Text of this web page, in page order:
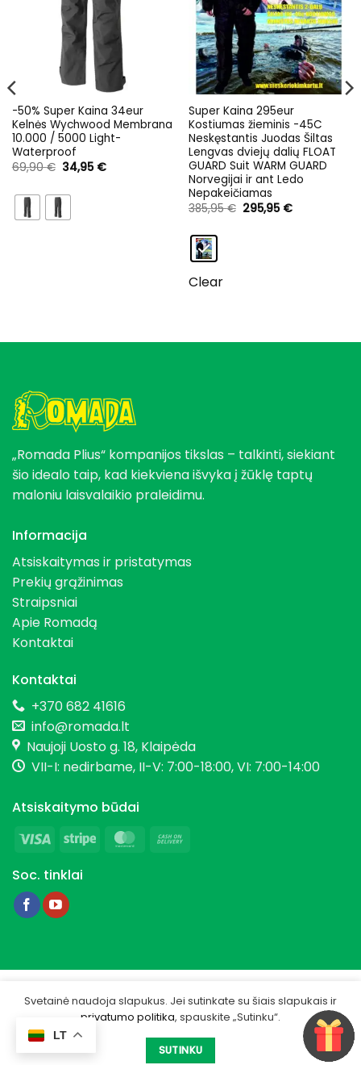
-50% Super Kaina 34eur
Kelnės Wychwood Membrana
10.000 / 5000 Light-
Waterproof
69,90€ Original
price
69,90 €.
34,95 €Current
Super Kaina 295eur
Kostiumas žieminis -45C
Neskęstantis Juodas Šiltas
Lengvas dviejų dalių FLOAT
GUARD Suit WARM GUARD
Norvegijai ir ant Ledo
Nepakeičiamas
385,95€ Original
price
295,95 €Current
Clear
„Romada Plius“ kompanijos tikslas – talkinti, siekiant
šio idealo taip, kad kiekviena išvyka į žūklę taptų
maloniu laisvalaikio praleidimu.
Informacija
Atsiskaitymas ir pristatymas
Prekių grąžinimas
Straipsniai
Apie Romadą
Kontaktai
Kontaktai
+370 682 41616
info@romada.lt
Naujoji Uosto g. 18, Klaipėda
VII-I: nedirbame, II-V: 7:00-18:00, VI: 7:00-14:00
Atsiskaitymo būdai
Visa
Stripe MasterCard
Soc. tinklai
Privatumo politika
Sukurta -IGSME.COM
LT
Svetainė naudoja slapukus. Jei sutinkate su šiais slapukais ir
privatumo politika, spauskite „Sutinku“.
SUTINKU